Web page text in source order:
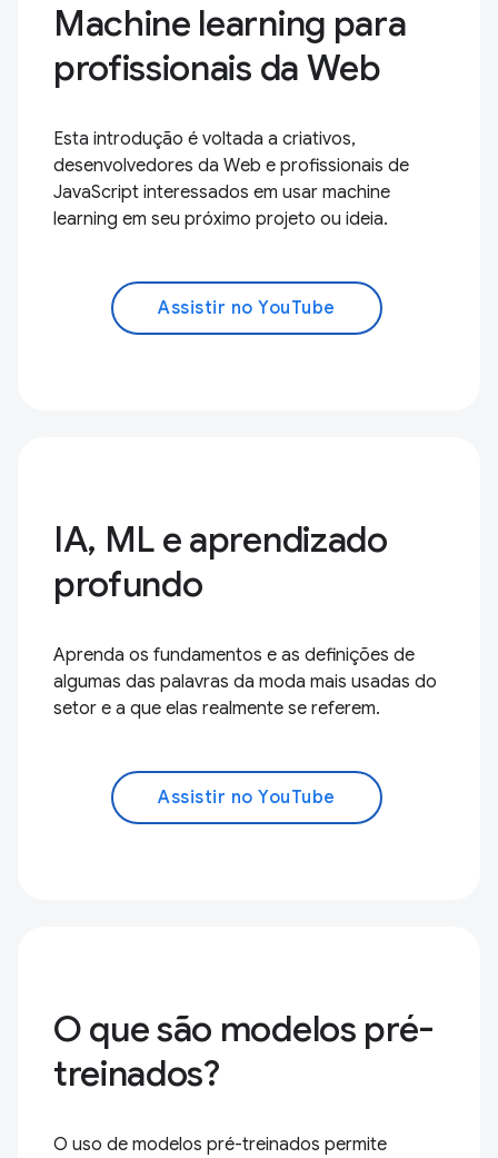
Machine learning para
profissionais da Web
Esta introdução é voltada a criativos,
desenvolvedores da Web e profissionais de
JavaScript interessados em usar machine
learning em seu próximo projeto ou ideia.
Assistir no YouTube
IA, ML e aprendizado
profundo
Aprenda os fundamentos e as definições de
algumas das palavras da moda mais usadas do
setor e a que elas realmente se referem.
Assistir no YouTube
O que são modelos pré-
treinados?
O uso de modelos pré-treinados permite